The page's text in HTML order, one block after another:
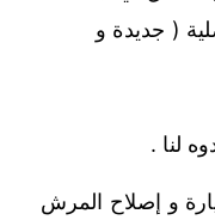
( جديدة و
لنا .
و إصلاح المرش